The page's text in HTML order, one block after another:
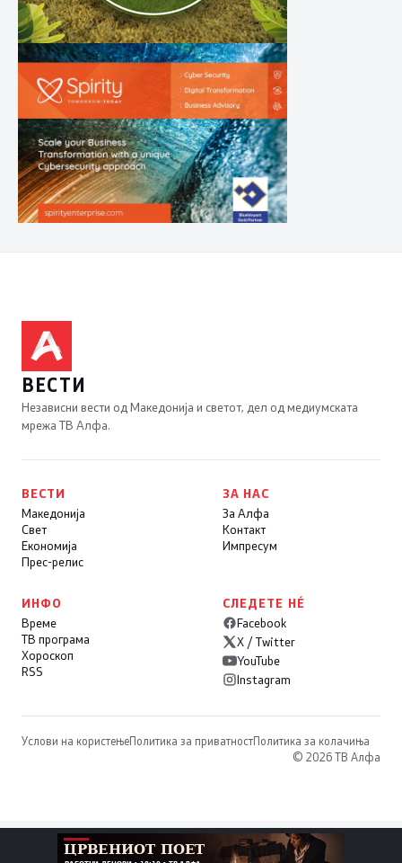
ВЕСТИ
Независни вести од Македонија и светот, дел од медиумската
мрежа ТВ Алфа.
ВЕСТИ
Македонија
Свет
Економија
Прес-релис
ЗА НАС
За Алфа
Контакт
Импресум
ИНФО
Време
ТВ програма
Хороскоп
RSS
СЛЕДЕТЕ НÉ
Facebook
X / Twitter
YouTube
Instagram
Услови на користењеПолитика за приватностПолитика за колачиња
© 2026 ТВ Алфа